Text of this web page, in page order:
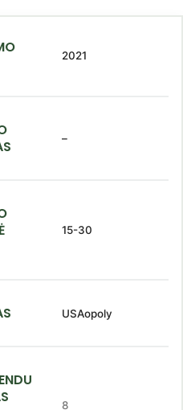
2021
–
15-30
USAopoly
8